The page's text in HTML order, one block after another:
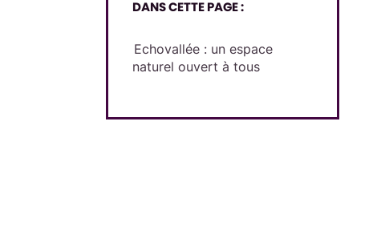
DANS CETTE PAGE :
Echovallée : un espace
naturel ouvert à tous